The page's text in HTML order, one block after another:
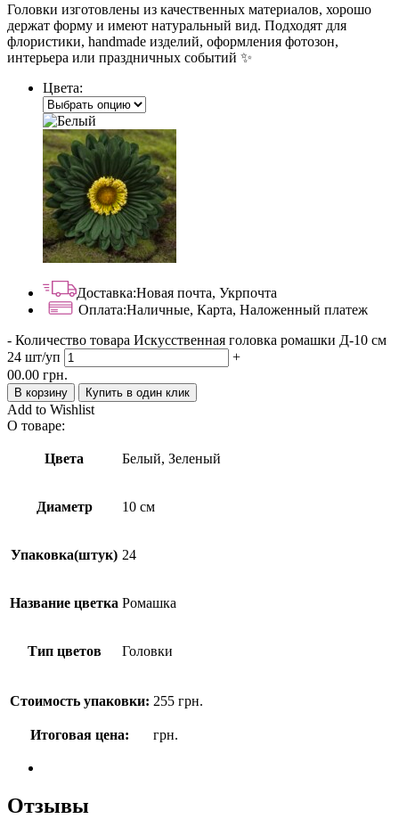
Головки изготовлены из качественных материалов, хорошо
держат форму и имеют натуральный вид. Подходят для
флористики, handmade изделий, оформления фотозон,
интерьера или праздничных событий ✨
Цвета:
Доставка:Новая почта, Укрпочта
Оплата:Наличные, Карта, Наложенный платеж
- Количество товара Искусственная головка ромашки Д-10 см
24 шт/уп
+
00.00 грн.
В корзину Купить в один клик
Add to Wishlist
О товаре:
Цвета Белый, Зеленый
Диаметр 10 см
Упаковка(штук) 24
Название цветка Ромашка
Тип цветов Головки
Стоимость упаковки: 255 грн.
Итоговая цена: грн.
Отзывы